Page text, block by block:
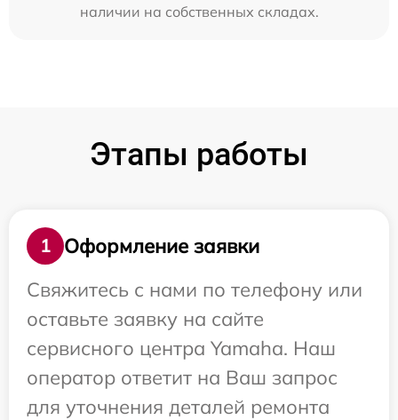
наличии на собственных складах.
Этапы работы
1
Оформление заявки
Свяжитесь с нами по телефону или
оставьте заявку на сайте
сервисного центра Yamaha. Наш
оператор ответит на Ваш запрос
для уточнения деталей ремонта